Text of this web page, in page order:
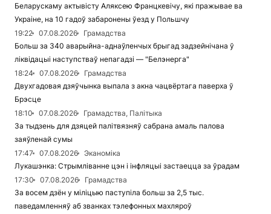
Беларускаму актывісту Аляксею Францкевічу, які пражывае ва
Украіне, на 10 гадоў забаронены ўезд у Польшчу
19:22
07.08.2026
Грамадства
Больш за 340 аварыйна-аднаўленчых брыгад задзейнічана ў
ліквідацыі наступстваў непагадзі — "Белэнерга"
18:24
07.08.2026
Грамадства
Двухгадовая дзяўчынка выпала з акна чацвёртага паверха ў
Брэсце
18:10
07.08.2026
Грамадства, Палітыка
За тыдзень для дзяцей палітвязняў сабрана амаль палова
заяўленай сумы
17:47
07.08.2026
Эканоміка
Лукашэнка: Стрымліванне цэн і інфляцыі застаецца за ўрадам
17:30
07.08.2026
Грамадства
За восем дзён у міліцыю паступіла больш за 2,5 тыс.
паведамленняў аб званках тэлефонных махляроў